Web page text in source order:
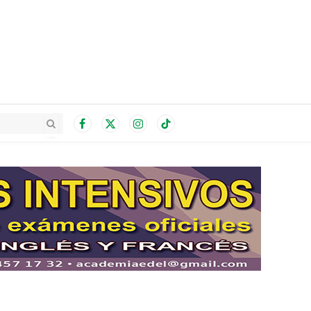
Facebook
X
InstagramTikTok